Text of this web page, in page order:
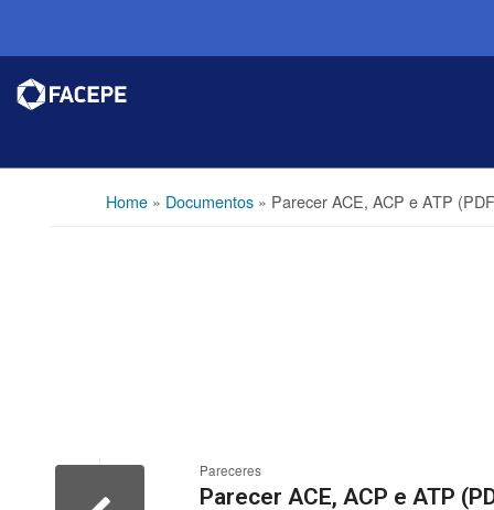
Home» Documentos» Parecer ACE, ACP e ATP
Pareceres
Parecer ACE, ACP e ATP